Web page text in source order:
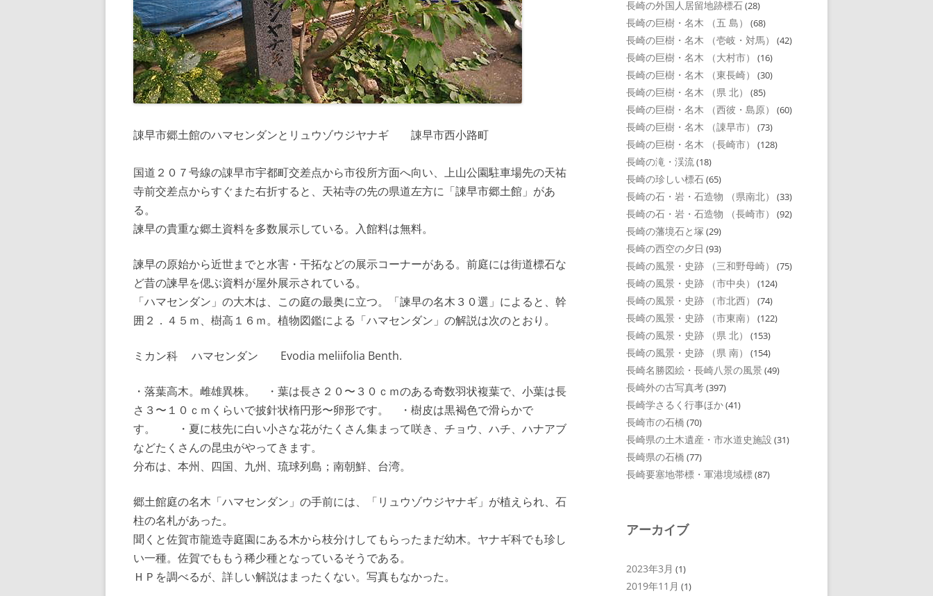
諌早市郷土館のハマセンダンとリュウゾウジヤナギ 諌早市西小路町
国道２０７号線の諌早市宇都町交差点から市役所方面へ向い、上山公園駐車場先の天祐
寺前交差点からすぐまた右折すると、天祐寺の先の県道左方に「諌早市郷土館」があ
る。
諫早の貴重な郷土資料を多数展示している。入館料は無料。
諫早の原始から近世までと水害・干拓などの展示コーナーがある。前庭には街道標石な
ど昔の諫早を偲ぶ資料が屋外展示されている。
「ハマセンダン」の大木は、この庭の最奥に立つ。「諫早の名木３０選」によると、幹
囲２．４５ｍ、樹高１６ｍ。植物図鑑による「ハマセンダン」の解説は次のとおり。
ミカン科 ハマセンダン Evodia meliifolia Benth.
・落葉高木。雌雄異株。 ・葉は長さ２０〜３０ｃｍのある奇数羽状複葉で、小葉は長
さ３〜１０ｃｍくらいで披針状楕円形〜卵形です。 ・樹皮は黒褐色で滑らかで
す。 ・夏に枝先に白い小さな花がたくさん集まって咲き、チョウ、ハチ、ハナアブ
などたくさんの昆虫がやってきます。
分布は、本州、四国、九州、琉球列島；南朝鮮、台湾。
郷土館庭の名木「ハマセンダン」の手前には、「リュウゾウジヤナギ」が植えられ、石
柱の名札があった。
聞くと佐賀市龍造寺庭園にある木から枝分けしてもらったまだ幼木。ヤナギ科でも珍し
い一種。佐賀でももう稀少種となっているそうである。
ＨＰを調べるが、詳しい解説はまったくない。写真もなかった。
長崎の外国人居留地跡標石(28)
長崎の巨樹・名木 （五 島） (68)
長崎の巨樹・名木 （壱岐・対馬） (42)
長崎の巨樹・名木 （大村市） (16)
長崎の巨樹・名木 （東長崎） (30)
長崎の巨樹・名木 （県 北） (85)
長崎の巨樹・名木 （西彼・島原） (60)
長崎の巨樹・名木 （諌早市） (73)
長崎の巨樹・名木 （長崎市） (128)
長崎の滝・渓流(18)
長崎の珍しい標石(65)
長崎の石・岩・石造物 （県南北） (33)
長崎の石・岩・石造物 （長崎市） (92)
長崎の藩境石と塚 (29)
長崎の西空の夕日 (93)
長崎の風景・史跡 （三和野母崎） (75)
長崎の風景・史跡 （市中央） (124)
長崎の風景・史跡 （市北西） (74)
長崎の風景・史跡 （市東南） (122)
長崎の風景・史跡 （県 北） (153)
長崎の風景・史跡 （県 南） (154)
長崎名勝図絵・長崎八景の風景 (49)
長崎外の古写真考(397)
長崎学さるく行事ほか(41)
長崎市の石橋 (70)
長崎県の土木遺産・市水道史施設 (31)
長崎県の石橋 (77)
長崎要塞地帯標・軍港境域標(87)
アーカイブ
2023年3月 (1)
2019年11月 (1)